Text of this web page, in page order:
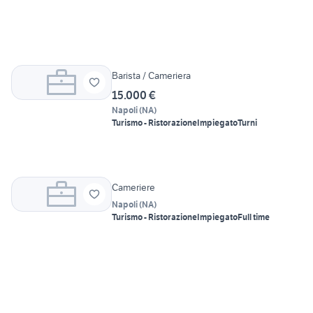
Barista / Cameriera
15.000 €
Napoli(NA)
Turismo - RistorazioneImpiegatoTurni
Cameriere
Napoli(NA)
Turismo - RistorazioneImpiegatoFull time